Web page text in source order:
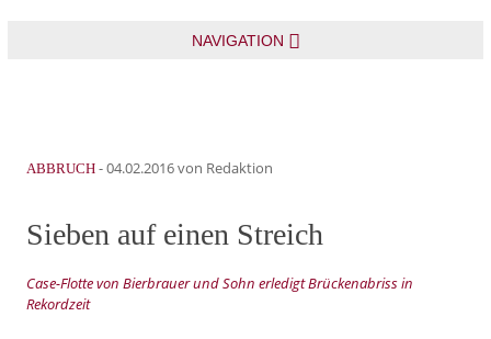
NAVIGATION
ABBRUCH -04.02.2016von Redaktion
Sieben auf einen Streich
Case-Flotte von Bierbrauer und Sohn erledigt Brückenabriss in
Rekordzeit